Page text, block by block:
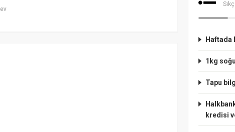
Haftada
1kg
Tapu
kredisi